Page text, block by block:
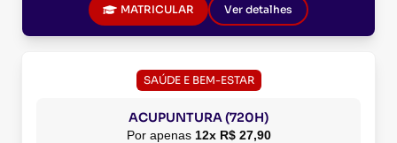
MATRICULAR Ver detalhes
SAÚDE E BEM-ESTAR
ACUPUNTURA (720H)
Por apenas 12x R$ 27,90